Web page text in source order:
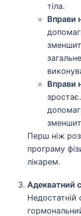
тіла.
Вправи
Вправи
Перш ніж
програму
лікарем.
Адекватний